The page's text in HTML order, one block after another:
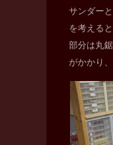
サンダー
を考える
部分は丸
がかかり